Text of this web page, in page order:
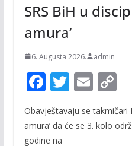
SRS BiH u
amura’
6. Augusta 2026. admin
F
ac
e
b
T
itt
E
m
ai
C
o
p
Obavještavaju se takmičari
amura’ da će se 3. kolo
godine na